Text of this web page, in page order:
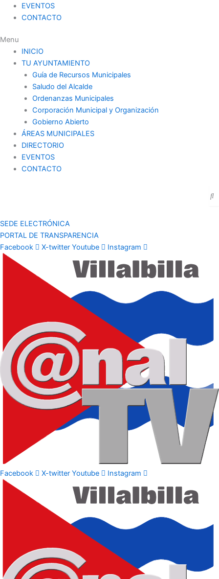
EVENTOS
CONTACTO
Menu
INICIO
TU AYUNTAMIENTO
Guía de Recursos Municipales
Saludo del Alcalde
Ordenanzas Municipales
Corporación Municipal y Organización
Gobierno Abierto
ÁREAS MUNICIPALES
DIRECTORIO
EVENTOS
CONTACTO
SEDE ELECTRÓNICA
PORTAL DE TRANSPARENCIA
Facebook
X-twitter Youtube Instagram
Facebook X-twitter Youtube Instagram